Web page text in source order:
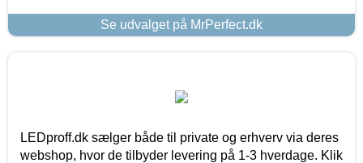
Se udvalget på MrPerfect.dk
LEDproff.dk sælger både til private og erhverv via deres
webshop, hvor de tilbyder levering på 1-3 hverdage. Klik